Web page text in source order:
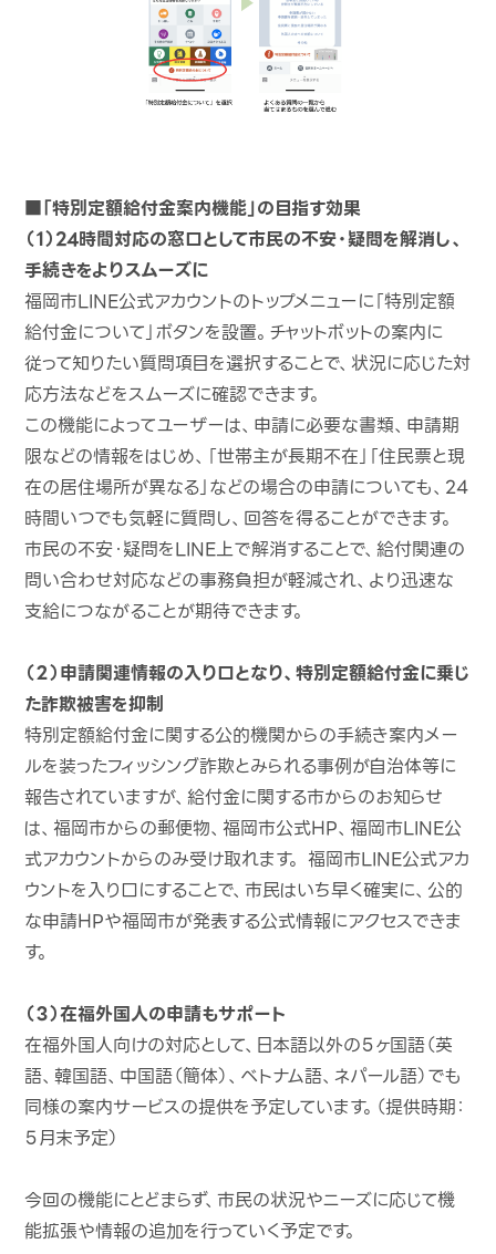
■「特別定額給付金案内機能」の目指す効果
（１）24時間対応の窓口として市民の不安・疑問を解消し、
手続きをよりスムーズに
福岡市LINE公式アカウントのトップメニューに「特別定額
給付金について」ボタンを設置。チャットボットの案内に
従って知りたい質問項目を選択することで、状況に応じた対
応方法などをスムーズに確認できます。
この機能によってユーザーは、申請に必要な書類、申請期
限などの情報をはじめ、「世帯主が長期不在」「住民票と現
在の居住場所が異なる」などの場合の申請についても、24
時間いつでも気軽に質問し、回答を得ることができます。
市民の不安・疑問をLINE上で解消することで、給付関連の
問い合わせ対応などの事務負担が軽減され、より迅速な
支給につながることが期待できます。
（２）申請関連情報の入り口となり、特別定額給付金に乗じ
た詐欺被害を抑制
特別定額給付金に関する公的機関からの手続き案内メー
ルを装ったフィッシング詐欺とみられる事例が自治体等に
報告されていますが、給付金に関する市からのお知らせ
は、福岡市からの郵便物、福岡市公式HP、福岡市LINE公
式アカウントからのみ受け取れます。 福岡市LINE公式アカ
ウントを入り口にすることで、市民はいち早く確実に、公的
な申請HPや福岡市が発表する公式情報にアクセスできま
す。
（３）在福外国人の申請もサポート
在福外国人向けの対応として、日本語以外の５ヶ国語（英
語、韓国語、中国語（簡体）、ベトナム語、ネパール語）でも
同様の案内サービスの提供を予定しています。（提供時期：
５月末予定）
今回の機能にとどまらず、市民の状況やニーズに応じて機
能拡張や情報の追加を行っていく予定です。